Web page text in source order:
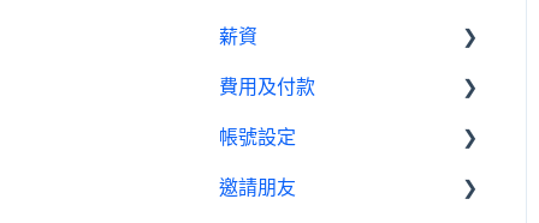
績效管理
設定
報表
我是員工
休假管理員
請款管理員
薪資
基本設置
薪資管理員
費用及付款
訂閱相關
費用及付款
帳號設定
管理設定
邀請朋友